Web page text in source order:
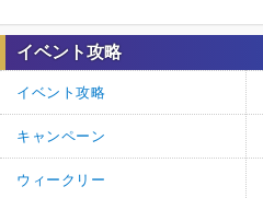
イベント攻略
イベント攻略
キャンペーン
ウィークリー